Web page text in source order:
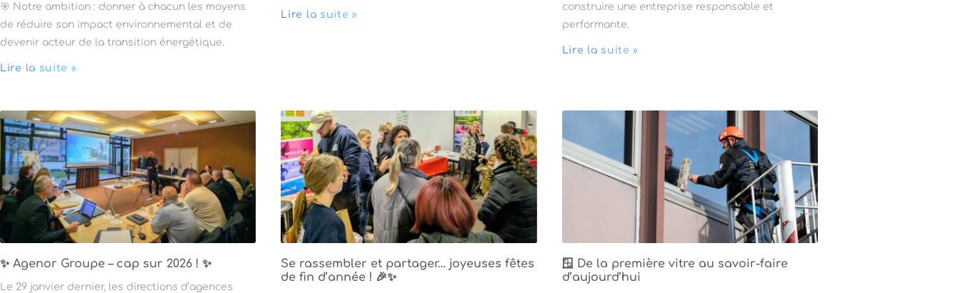
🎯 Notre ambition : donner à chacun les moyens
de réduire son impact environnemental et de
devenir acteur de la transition énergétique.
Lire la suite »
Lire la suite »
construire une entreprise responsable et
performante.
Lire la suite »
✨ Agenor Groupe – cap sur 2026 ! ✨
Le 29 janvier dernier, les directions d’agences
Se rassembler et partager… joyeuses fêtes
de fin d’année ! 🎉✨
🪟 De la première vitre au savoir-faire
d’aujourd’hui